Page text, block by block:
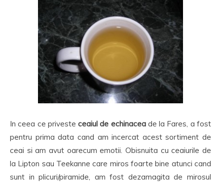
In ceea ce privesteceaiul de echinaceade la Fares, a fost
pentru prima data cand am incercat acest sortiment de
ceai si am avut oarecum emotii. Obisnuita cu ceaiurile de
la Lipton sau Teekanne care miros foarte bine atunci cand
sunt in plicuri/piramide, am fost dezamagita de mirosul